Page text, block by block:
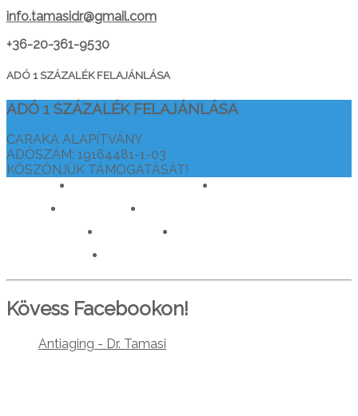
info.tamasidr@gmail.com
+36-20-361-9530
ADÓ 1 SZÁZALÉK FELAJÁNLÁSA
ADÓ 1 SZÁZALÉK FELAJÁNLÁSA
CARAKA ALAPÍTVÁNY
ADÓSZÁM: 19164481-1-03
KÖSZÖNJÜK TÁMOGATÁSÁT!
drtamasiajurveda.hu
caraka.hu
c911.info
Kövess Facebookon!
Antiaging - Dr. Tamasi